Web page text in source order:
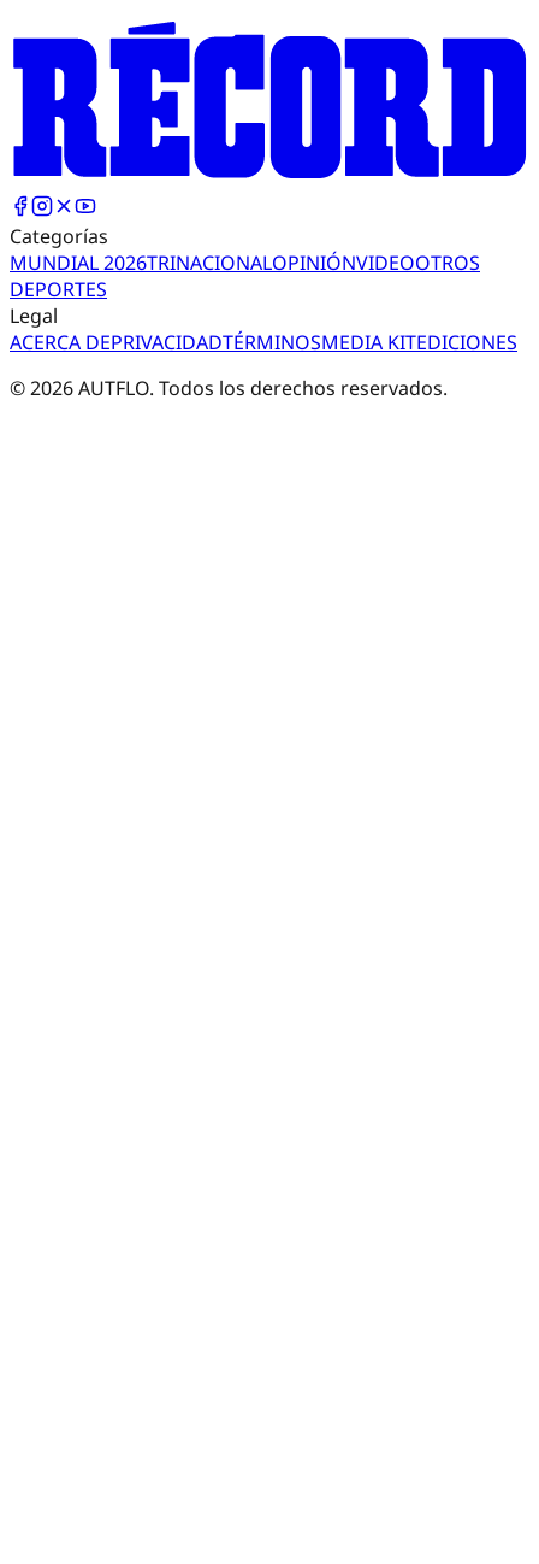
Categorías
MUNDIAL 2026TRINACIONALOPINIÓNVIDEOOTROS
DEPORTES
Legal
ACERCA DEPRIVACIDADTÉRMINOSMEDIA KITEDICIONES
©2026AUTFLO. Todos los derechos reservados.